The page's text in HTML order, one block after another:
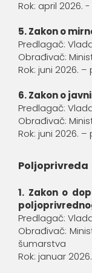
Rok: april 2026.
5. Zakon o
Predlagač:
Obrađivač:
Rok: juni 2026.
6. Zakon o
Predlagač:
Obrađivač:
Rok: juni 2026.
Poljoprivreda
1. Zakon o
Predlagač:
Obrađivač:
šumarstva
Rok: januar